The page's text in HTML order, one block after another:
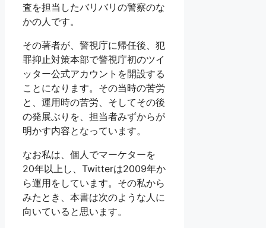
査を担当したバリバリの警察のな
かの人です。
その著者が、警視庁に帰任後、犯
罪抑止対策本部で警視庁初のツイ
ッター公式アカウントを開設する
ことになります。その当時の苦労
と、運用時の苦労、そしてその後
の発展ぶりを、担当者みずからが
明かす内容となっています。
なお私は、個人でマーケターを
20年以上し、Twitterは2009年か
ら運用をしています。その私から
みたとき、本書は次のような人に
向いていると思います。